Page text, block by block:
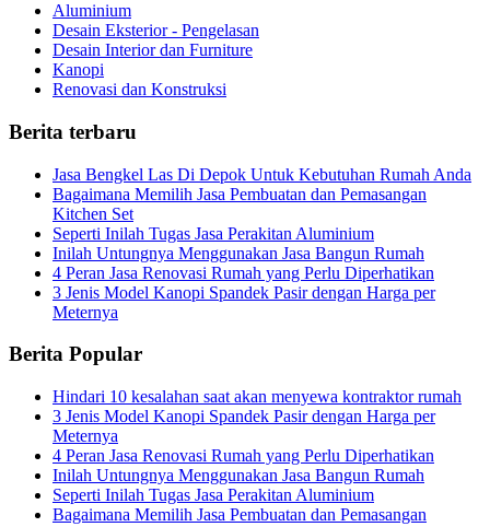
Aluminium
Desain Eksterior - Pengelasan
Desain Interior dan Furniture
Kanopi
Renovasi dan Konstruksi
Berita terbaru
Jasa Bengkel Las Di Depok Untuk Kebutuhan Rumah Anda
Bagaimana Memilih Jasa Pembuatan dan Pemasangan
Kitchen Set
Seperti Inilah Tugas Jasa Perakitan Aluminium
Inilah Untungnya Menggunakan Jasa Bangun Rumah
4 Peran Jasa Renovasi Rumah yang Perlu Diperhatikan
3 Jenis Model Kanopi Spandek Pasir dengan Harga per
Meternya
Berita Popular
Hindari 10 kesalahan saat akan menyewa kontraktor rumah
3 Jenis Model Kanopi Spandek Pasir dengan Harga per
Meternya
4 Peran Jasa Renovasi Rumah yang Perlu Diperhatikan
Inilah Untungnya Menggunakan Jasa Bangun Rumah
Seperti Inilah Tugas Jasa Perakitan Aluminium
Bagaimana Memilih Jasa Pembuatan dan Pemasangan